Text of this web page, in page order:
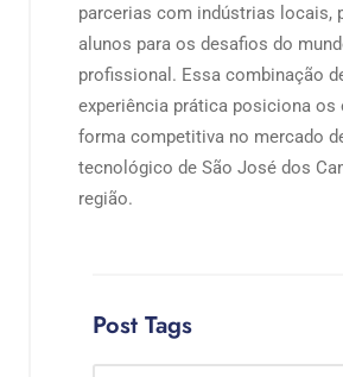
parcerias com indústrias locais,
alunos para os desafios do
profissional. Essa combinação
experiência prática posiciona os
forma competitiva no mercado
tecnológico de São José dos
região.
Post Tags